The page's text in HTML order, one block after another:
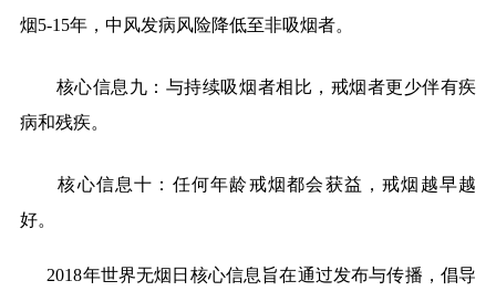
烟5-15年，中风发病风险降低至非吸烟者。
核心信息九：与持续吸烟者相比，戒烟者更少伴有疾
病和残疾。
核心信息十：任何年龄戒烟都会获益，戒烟越早越
好。
2018年世界无烟日核心信息旨在通过发布与传播，倡导